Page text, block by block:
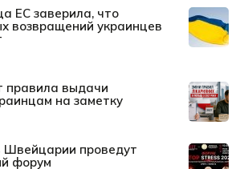
ЕС заверила, что
возвращений украинцев
правила выдачи
на заметку
Швейцарии проведут
форум